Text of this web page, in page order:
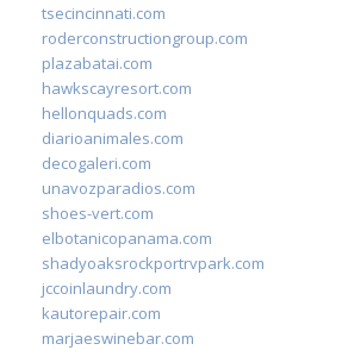
tsecincinnati.com
roderconstructiongroup.com
plazabatai.com
hawkscayresort.com
hellonquads.com
diarioanimales.com
decogaleri.com
unavozparadios.com
shoes-vert.com
elbotanicopanama.com
shadyoaksrockportrvpark.com
jccoinlaundry.com
kautorepair.com
marjaeswinebar.com